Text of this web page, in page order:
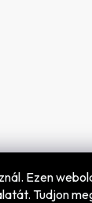
Ezen
Tudjon